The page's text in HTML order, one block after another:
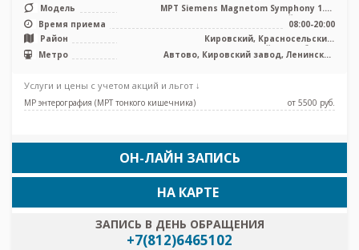
Модель
МРТ Siemens Magnetom Symphony 1.5Т
закрытый тип, УЗИ
Время приема
08:00-20:00
Район
Кировский, Красносельский,
Петродворцовый, Лен. область
Метро
Автово, Кировский завод, Ленинский
Услуги и цены с учетом акций и льгот ↓
МР энтерография (МРТ тонкого кишечника) от 5500 pуб.
ОН-ЛАЙН ЗАПИСЬ
ЗАПИСЬ В ДЕНЬ ОБРАЩЕНИЯ
+7(812)6465102
НА КАРТЕ